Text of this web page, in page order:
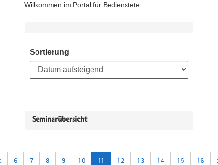
Willkommen im Portal für Bedienstete.
Sortierung
Seminarübersicht
6 7 8 9 10 11 12 13 14 15 16